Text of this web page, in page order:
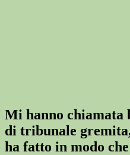
Mi hanno chiamata
di tribunale
ha fatto in modo